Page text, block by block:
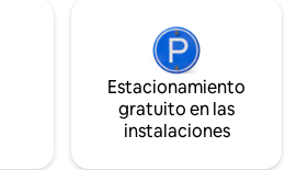
Estacionamiento
gratuito en las
instalaciones